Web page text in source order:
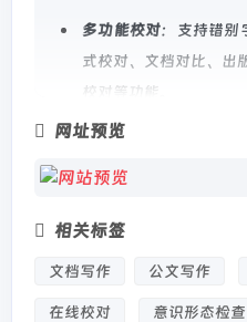
多功能校对：支持错别
式校对、文档对比、出
校对等功能。
专业适配场景
准确率的校对结果，减
本地部署 & API集成
用API接入，实现自动
网址预览
相关标签
文档写作 公文写作
在线校对 意识形态检查